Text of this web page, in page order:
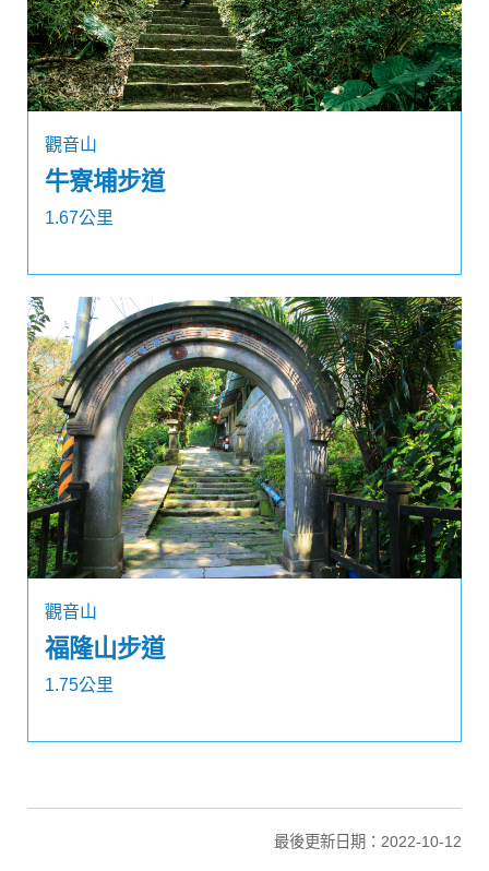
觀音山
牛寮埔步道
1.67公里
觀音山
福隆山步道
1.75公里
最後更新日期：2022-10-12